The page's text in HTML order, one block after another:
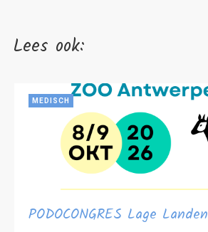
Lees ook:
MEDISCH
PODOCONGRES Lage Landen